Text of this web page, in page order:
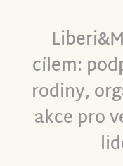
akce pro
zároveň
maximální
Každý z vás
pokračovat v
větším
cílem:
rodiny,
akce pro